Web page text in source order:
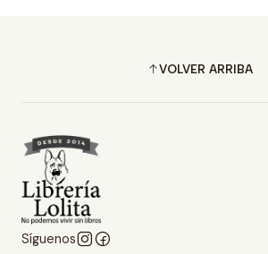
VOLVER ARRIBA
Síguenos